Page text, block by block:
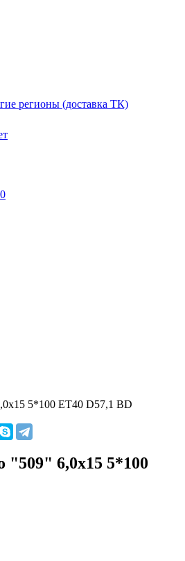
регионы (доставка ТК)
0
5*100 ET40 D57,1 BD
"509" 6,0x15 5*100